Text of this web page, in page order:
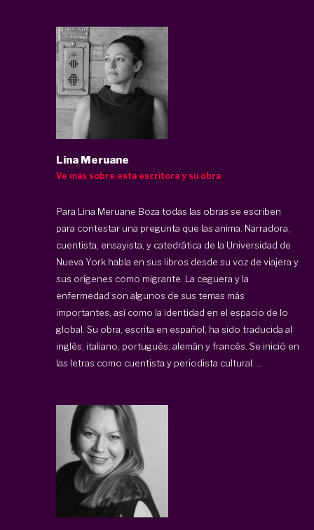
Lina Meruane
Ve más sobre esta escritora y su obra
Para Lina Meruane Boza todas las obras se escriben
para contestar una pregunta que las anima. Narradora,
cuentista, ensayista, y catedrática de la Universidad de
Nueva York habla en sus libros desde su voz de viajera y
sus orígenes como migrante. La ceguera y la
enfermedad son algunos de sus temas más
importantes, así como la identidad en el espacio de lo
global. Su obra, escrita en español, ha sido traducida al
inglés, italiano, portugués, alemán y francés. Se inició en
las letras como cuentista y periodista cultural. ...